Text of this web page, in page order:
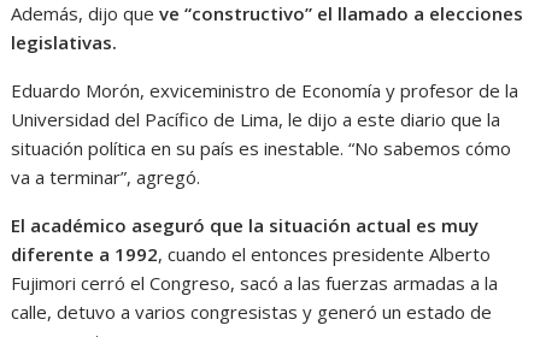
Además, dijo queve “constructivo” el llamado a elecciones
legislativas.
Eduardo Morón, exviceministro de Economía y profesor de la
Universidad del Pacífico de Lima, le dijo a este diario que la
situación política en su país es inestable. “No sabemos cómo
va a terminar”, agregó.
El académico aseguró que la situación actual es muy
diferente a 1992, cuando el entonces presidente Alberto
Fujimori cerró el Congreso, sacó a las fuerzas armadas a la
calle, detuvo a varios congresistas y generó un estado de